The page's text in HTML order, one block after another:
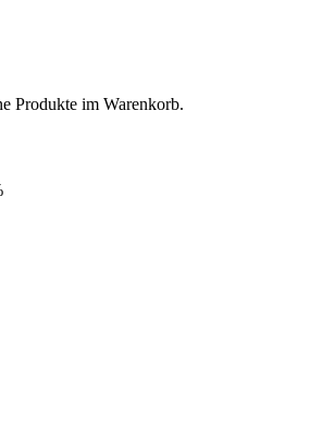
Produkte im Warenkorb.